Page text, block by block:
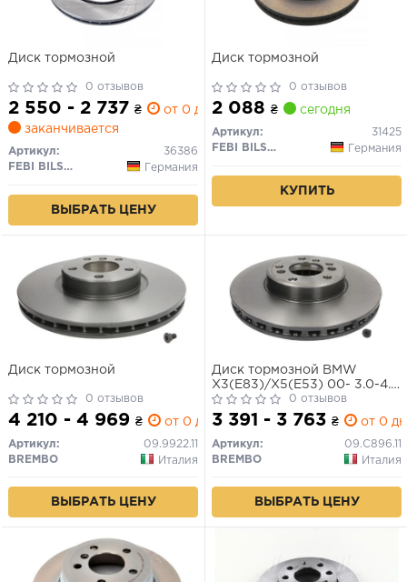
Диск тормозной
0 отзывов
2 550 - 2 737 ₴
от 0 дн.
заканчивается
Артикул:
36386
FEBI BILSTEIN
Германия
ВЫБРАТЬ ЦЕНУ
Диск тормозной
0 отзывов
2 088 ₴ сегодня
Артикул:
31425
FEBI BILSTEIN
Германия
КУПИТЬ
Диск тормозной
0 отзывов
4 210 - 4 969 ₴ от 0 дн.
Артикул:
09.9922.11
BREMBO
Италия
ВЫБРАТЬ ЦЕНУ
Диск тормозной BMW
X3(E83)/X5(E53) 00- 3.0-4.4
вент. перед. (в упак. 1 шт.)
0 отзывов
3 391 - 3 763 ₴ от 0
Артикул:
09.C896.11
BREMBO
Италия
ВЫБРАТЬ ЦЕНУ